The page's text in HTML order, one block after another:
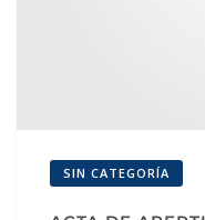
SIN CATEGORÍA